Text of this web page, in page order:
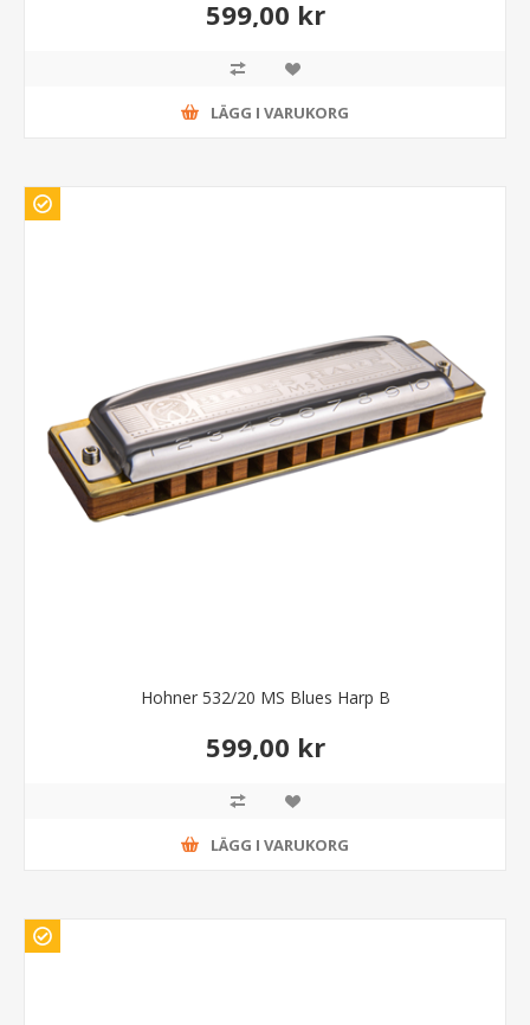
599,00 kr
LÄGG I VARUKORG
Hohner 532/20 MS Blues Harp B
599,00 kr
LÄGG I VARUKORG